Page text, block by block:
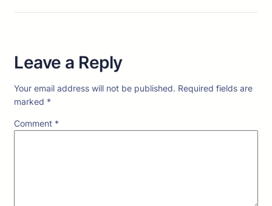
Leave a Reply
Your email address will not be published. Required fields are
marked *
Comment *